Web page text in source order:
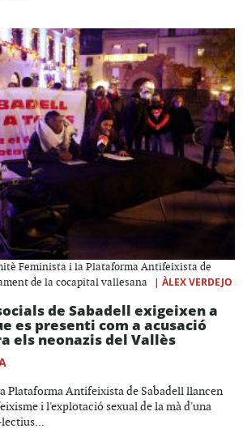
Feminista i la Plataforma Antifeixista de
de la cocapital vallesana
| ÀLEX VERDEJO
de Sabadell exigeixen a
es presenti com a acusació
els neonazis del Vallès
Plataforma Antifeixista de Sabadell llancen
i l'explotació sexual de la mà d'una